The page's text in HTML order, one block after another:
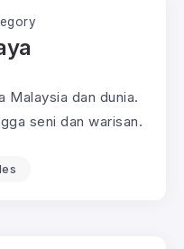
Malaysia dan dunia.
seni dan warisan.